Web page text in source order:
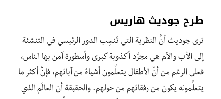
طرح جوديث هاريس
ترى جوديث أنَّ النظرية التي تُنسِب الدور الرئيسي في التنشئة
إلى الأب والأم هي مجرَّد أكذوبة كبرى وأسطورة آمن بها الناس،
فعلى الرغم من أنَّ الأطفال يتعلَّمون أشياءً من آبائهم، فإنَّ أكثر ما
يتعلَّمونه يكون من رفقائهم من حولهم. والحقيقة أن العالَم الذي